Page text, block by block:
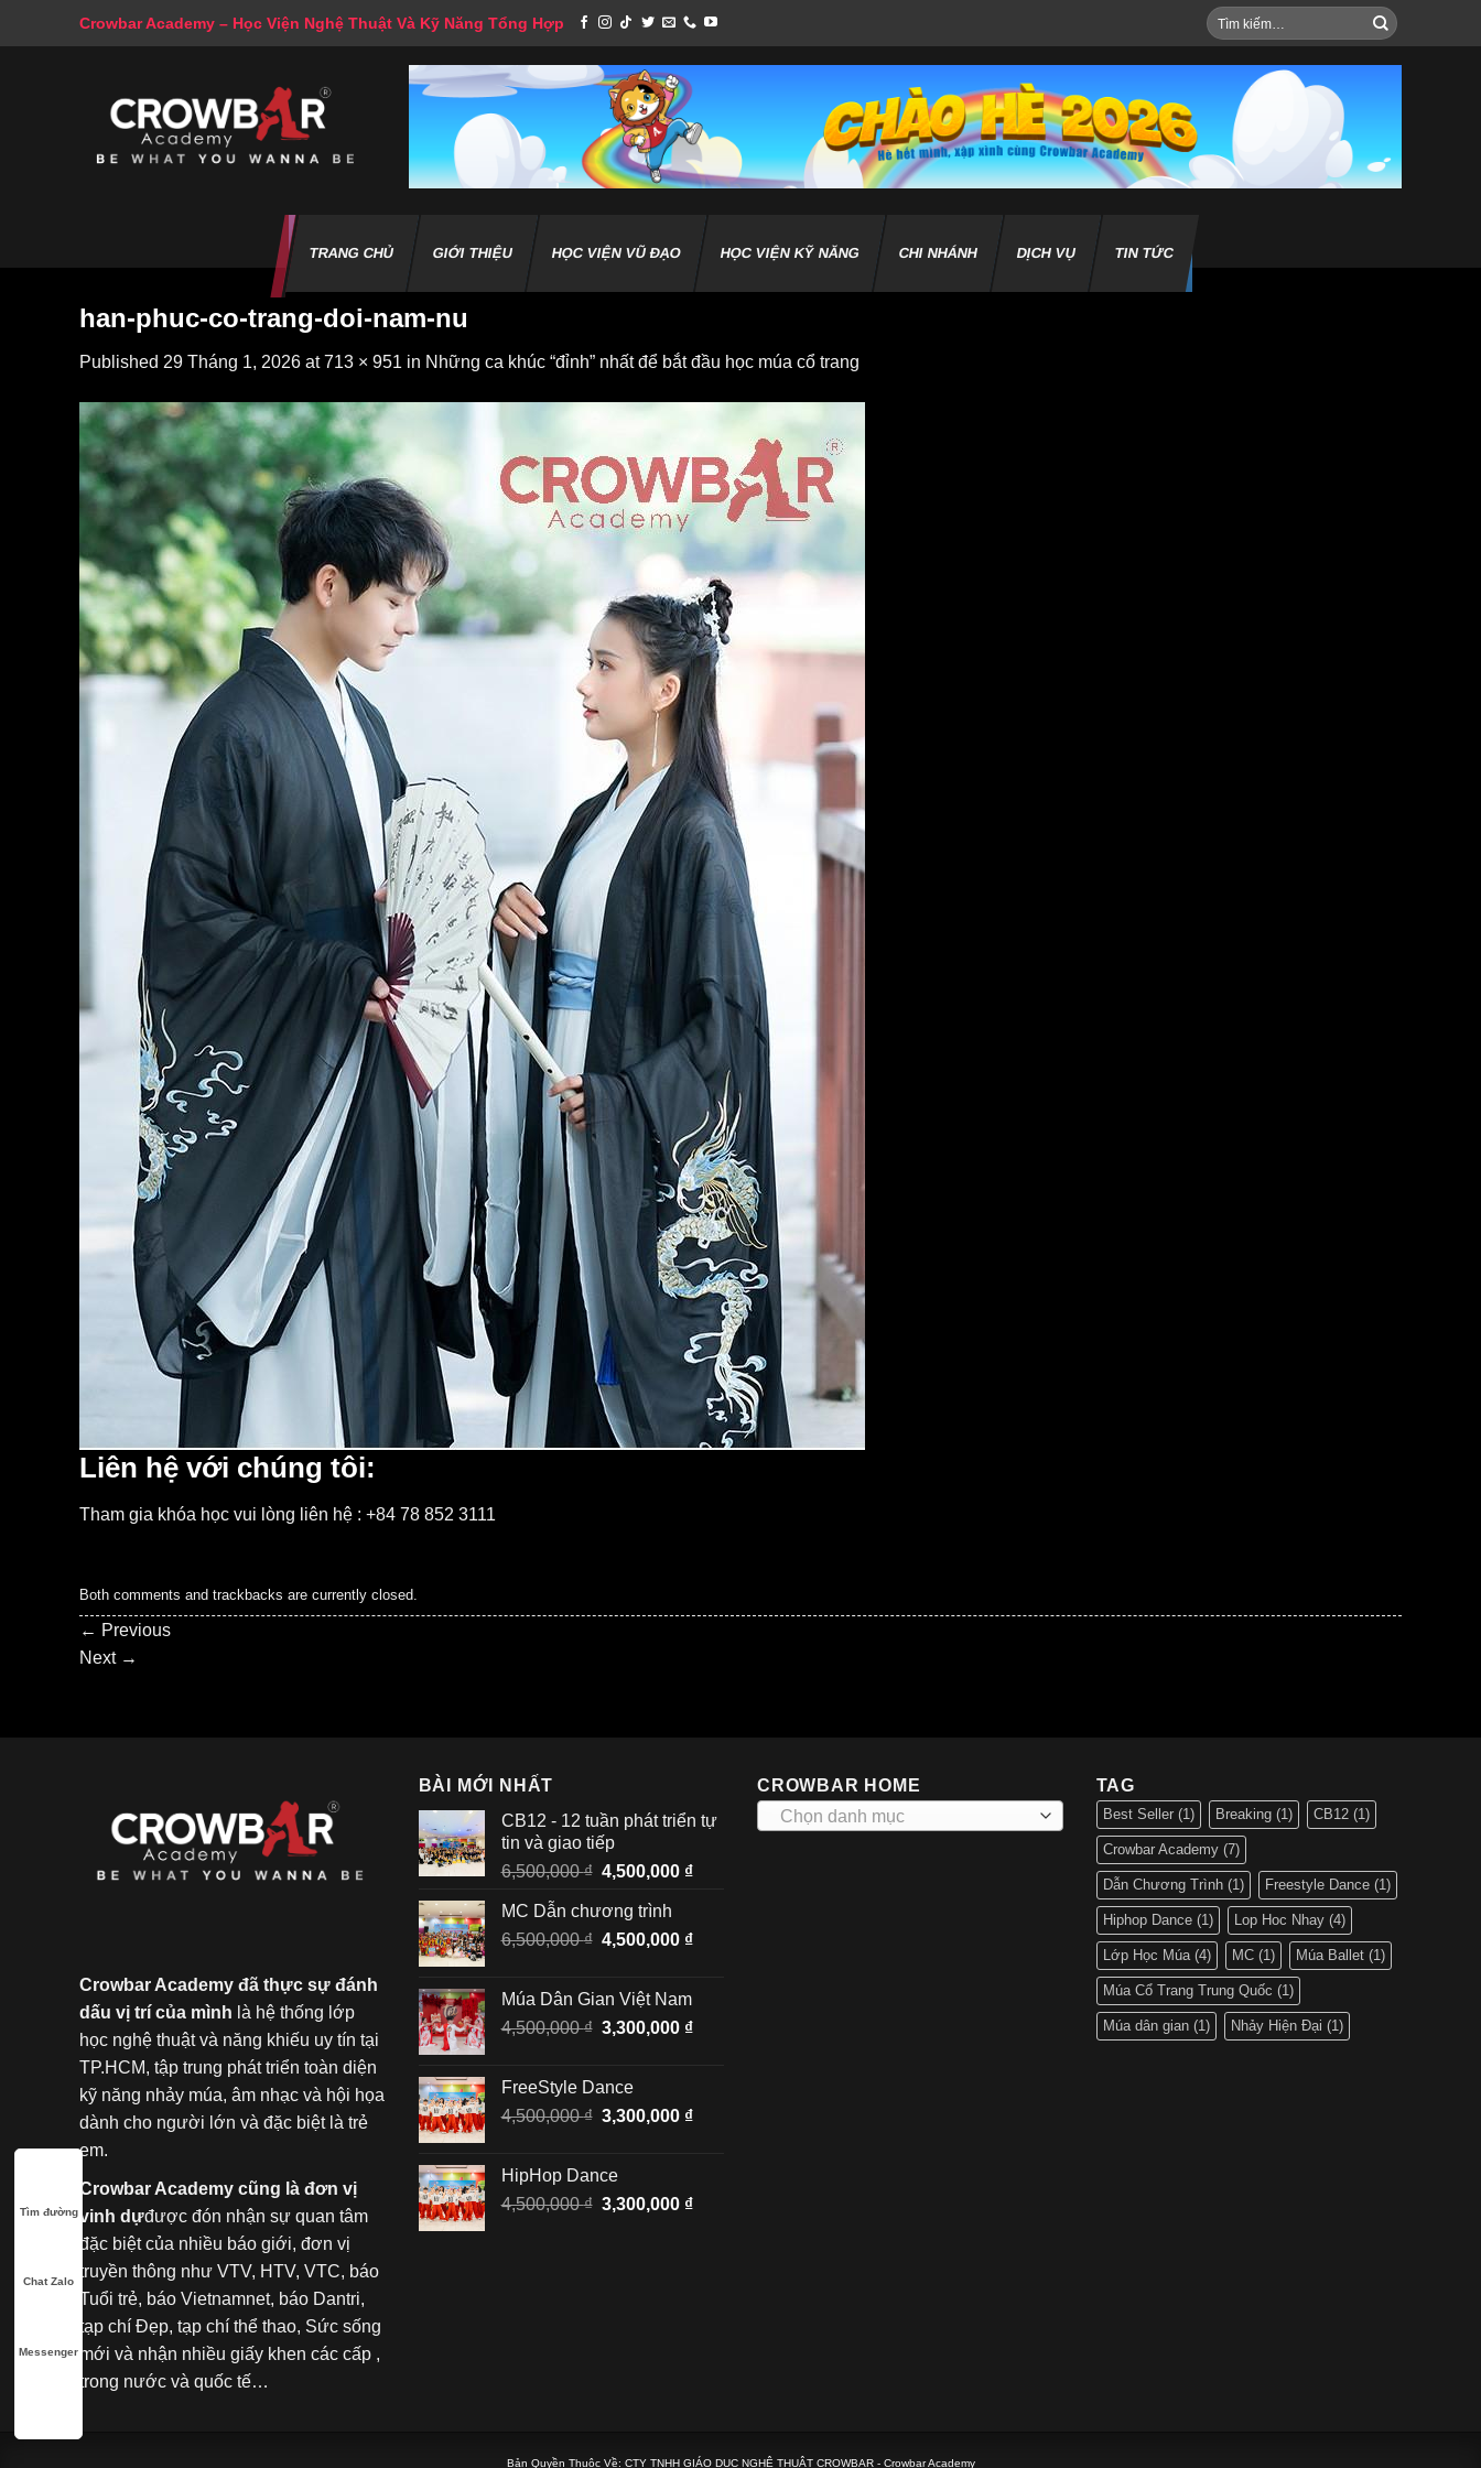
Crowbar Academy – Học Viện Nghệ Thuật Và Kỹ Năng Tổng Hợp
Tìm
kiếm:
TRANG CHỦ GIỚI THIỆU HỌC VIỆN VŨ ĐẠO HỌC VIỆN KỸ NĂNG CHI NHÁNH DỊCH VỤ TIN TỨC
han-phuc-co-trang-doi-nam-nu
Published 29 Tháng 1, 2026 at713 × 951 in Những ca khúc “đỉnh” nhất để bắt đầu học múa cổ trang
Liên hệ với chúng tôi:
Tham gia khóa học vui lòng liên hệ : +84 78 852 3111
Both comments and trackbacks are currently closed.
← Previous
Next →
Crowbar Academy đã thực sự đánh
dấu vị trí của mình là hệ thống lớp
học nghệ thuật và năng khiếu uy tín tại
TP.HCM, tập trung phát triển toàn diện
kỹ năng nhảy múa, âm nhạc và hội họa
dành cho người lớn và đặc biệt là trẻ
em.
Crowbar Academy cũng là đơn vị
vinh dựđược đón nhận sự quan tâm
đặc biệt của nhiều báo giới, đơn vị
truyền thông như VTV, HTV, VTC, báo
Tuổi trẻ, báo Vietnamnet, báo Dantri,
tạp chí Đẹp, tạp chí thể thao, Sức sống
mới và nhận nhiều giấy khen các cấp ,
trong nước và quốc tế…
BÀI MỚI NHẤT
CB12 - 12 tuần phát triển tự
tin và giao tiếp
6,500,000₫ Giá
là:
6,500,000 ₫.
4,500,000 ₫Giá
là:
MC Dẫn chương trình
6,500,000₫ Giá
6,500,000 ₫.
4,500,000 ₫Giá
4,500,000 ₫.
Múa Dân Gian Việt Nam
4,500,000₫ Giá
4,500,000 ₫.
3,300,000 ₫Giá
3,300,000 ₫.
FreeStyle Dance
4,500,000₫ Giá
4,500,000 ₫.
3,300,000 ₫Giá
3,300,000 ₫.
HipHop Dance
4,500,000₫ Giá
3,300,000 ₫Giá
CROWBAR HOME
Chọn danh mục
TAG
Best Seller(1) Breaking(1) CB12(1)
Crowbar Academy(7)
Dẫn Chương Trình(1) Freestyle Dance(1)
Hiphop Dance(1) Lop Hoc Nhay(4)
Lớp Học Múa(4) MC(1) Múa Ballet(1)
Múa Cổ Trang Trung Quốc (1)
Múa dân gian(1) Nhảy Hiện Đại (1)
Bản Quyền Thuộc Về: CTY TNHH GIÁO DỤC NGHỆ THUẬT CROWBAR- Crowbar Academy
Tìm đường
Chat Zalo
Messenger